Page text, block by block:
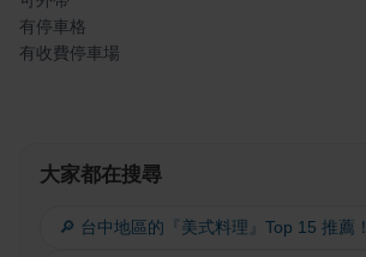
有停車格
有收費停車場
大家都在搜尋
🔎 台中地區的『美式料理』Top 15 推薦！